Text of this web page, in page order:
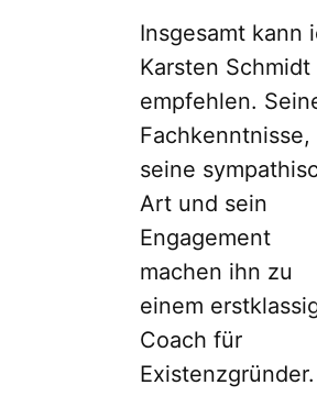
Insgesamt kann
Karsten Schmidt
empfehlen.
Fachkenntnisse,
seine
Art und sein
Engagement
machen ihn zu
einem
Coach für
Existenzgründer.